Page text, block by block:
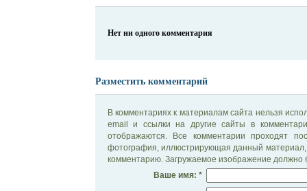
Нет ни одного комментария
Разместить комментарий
В комментариях к материалам сайта нельзя
email и ссылки на другие сайты в
отображаются. Все комментарии проходят
фотография, иллюстрирующая данный материал,
комментарию. Загружаемое изображение должно
Ваше имя: *